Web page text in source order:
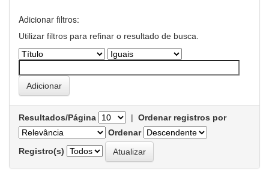
Adicionar filtros:
Utilizar filtros para refinar o resultado de busca.
Resultados/Página | Ordenar registros por
Ordenar
Registro(s)